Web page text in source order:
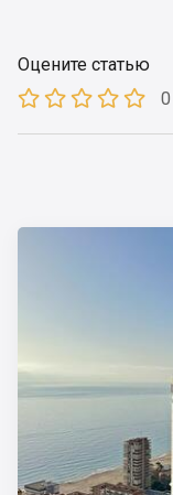
Оцените статью